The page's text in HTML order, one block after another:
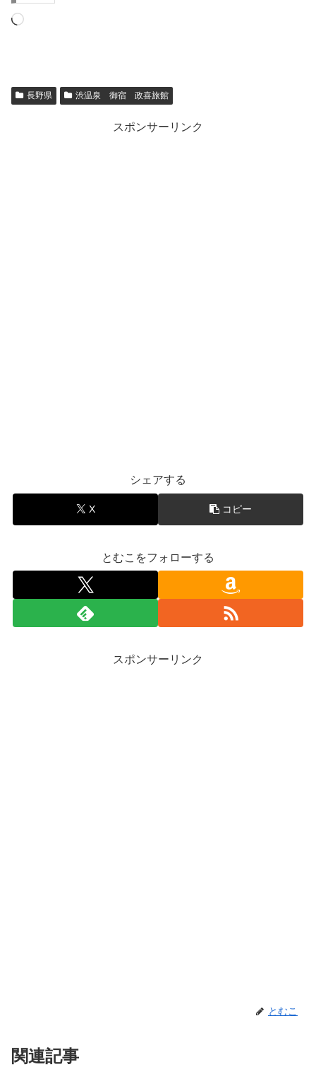
読
中…
長野県 渋温泉 御宿 政喜旅館
スポンサーリンク
シェアする
X コピー
とむこをフォローする
スポンサーリンク
とむこ
関連記事